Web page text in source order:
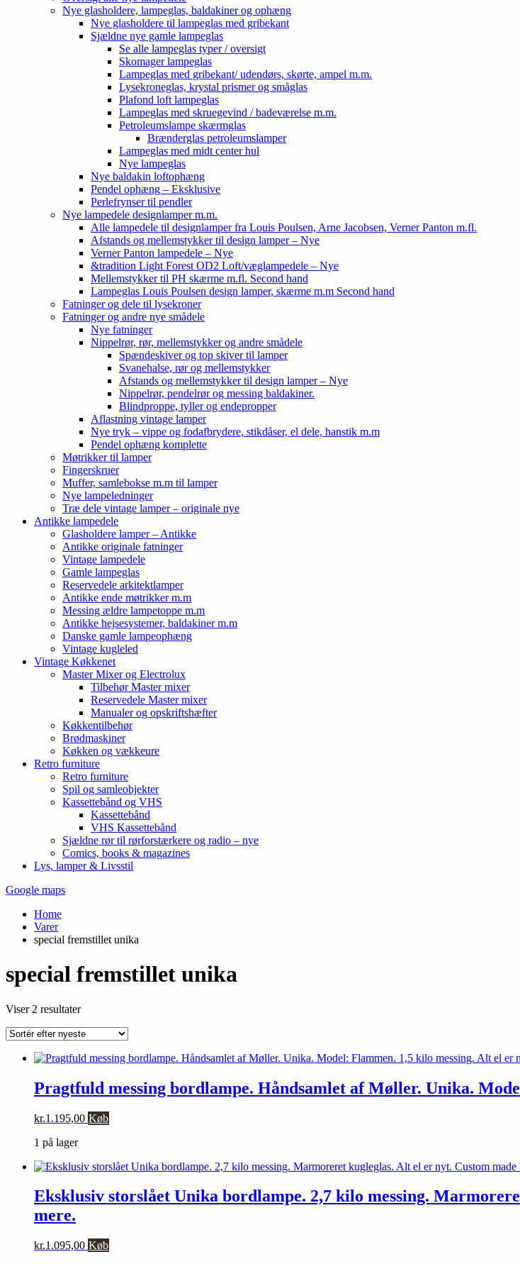
Nye glasholdere, lampeglas, baldakiner og ophæng
Nye glasholdere til lampeglas med gribekant
Sjældne nye gamle lampeglas
Se alle lampeglas typer / oversigt
Skomager lampeglas
Lampeglas med gribekant/ udendørs, skørte, ampel m.m.
Lysekroneglas, krystal prismer og småglas
Plafond loft lampeglas
Lampeglas med skruegevind / badeværelse m.m.
Petroleumslampe skærmglas
Brænderglas petroleumslamper
Lampeglas med midt center hul
Nye lampeglas
Nye baldakin loftophæng
Pendel ophæng – Eksklusive
Perlefrynser til pendler
Nye lampedele designlamper m.m.
Alle lampedele til designlamper fra Louis Poulsen, Arne Jacobsen, Verner Panton m.fl.
Afstands og mellemstykker til design lamper – Nye
Verner Panton lampedele – Nye
&tradition Light Forest OD2 Loft/væglampedele – Nye
Mellemstykker til PH skærme m.fl. Second hand
Lampeglas Louis Poulsen design lamper, skærme m.m Second hand
Fatninger og dele til lysekroner
Fatninger og andre nye smådele
Nye fatninger
Nippelrør, rør, mellemstykker og andre smådele
Spændeskiver og top skiver til lamper
Svanehalse, rør og mellemstykker
Afstands og mellemstykker til design lamper – Nye
Nippelrør, pendelrør og messing baldakiner.
Blindproppe, tyller og endepropper
Aflastning vintage lamper
Nye tryk – vippe og fodafbrydere, stikdåser, el dele, hanstik m.m
Pendel ophæng komplette
Møtrikker til lamper
Fingerskruer
Muffer, samlebokse m.m til lamper
Nye lampeledninger
Træ dele vintage lamper – originale nye
Antikke lampedele
Glasholdere lamper – Antikke
Antikke originale fatninger
Vintage lampedele
Gamle lampeglas
Reservedele arkitektlamper
Antikke ende møtrikker m.m
Messing ældre lampetoppe m.m
Antikke hejsesystemer, baldakiner m.m
Danske gamle lampeophæng
Vintage kugleled
Vintage Køkkenet
Master Mixer og Electrolux
Tilbehør Master mixer
Reservedele Master mixer
Manualer og opskriftshæfter
Køkkentilbehør
Brødmaskiner
Køkken og vækkeure
Retro furniture
Retro furniture
Spil og samleobjekter
Kassettebånd og VHS
Kassettebånd
VHS Kassettebånd
Sjældne rør til rørforstærkere og radio – nye
Comics, books & magazines
Lys, lamper & Livsstil
Google maps
Home
Varer
special fremstillet unika
special fremstillet unika
Viser 2 resultaterSorteret
seneste
Pragtfuld messing bordlampe. Håndsamlet af Møller. Unika.
kr.1.195,00 Køb
1 på lager
Eksklusiv storslået Unika bordlampe. 2,7 kilo messing.
mere.
kr.1.095,00 Køb